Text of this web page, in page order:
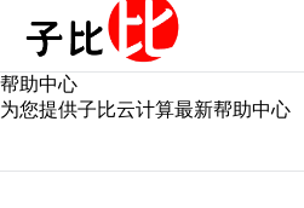
帮助中心
为您提供子比云计算最新帮助中心